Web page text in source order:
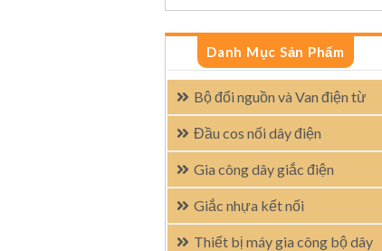
Danh Mục Sản Phẩm
Bộ đổi nguồn và Van điện từ
Đầu cos nối dây điện
Gia công dây giắc điện
Giắc nhựa kết nối
Thiết bị máy gia công bộ dây